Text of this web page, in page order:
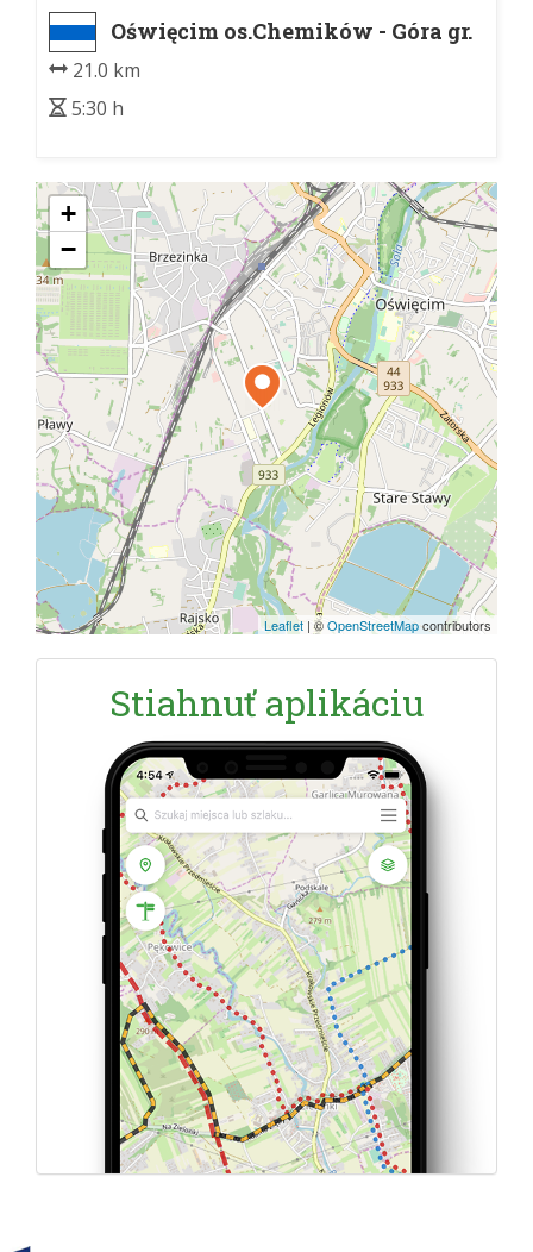
Oświęcim os.Chemików - Góra gr.
wojew. S/K
21.0 km
5:30 h
+
−
Leaflet |©OpenStreetMapcontributors
Stiahnuť aplikáciu